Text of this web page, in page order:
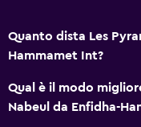
Babysitter o nursery
Quanto dista Les
Hammamet Int?
Qual è il modo
Nabeul da Enfidha-